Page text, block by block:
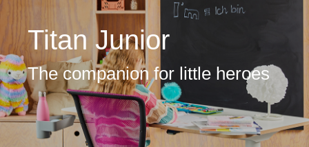
Titan Junior
The companion for little heroes